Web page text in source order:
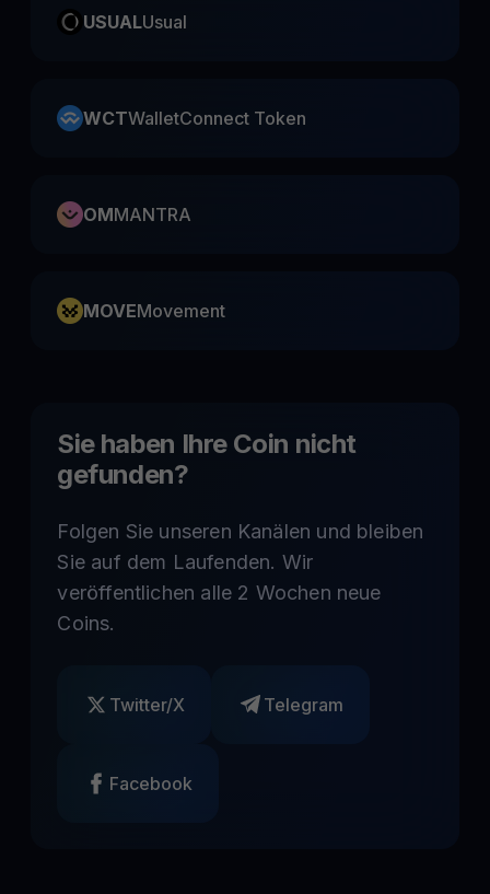
USUALUsual
WCTWalletConnect Token
OMMANTRA
MOVEMovement
Sie haben Ihre Coin nicht
gefunden?
Folgen Sie unseren Kanälen und bleiben
Sie auf dem Laufenden. Wir
veröffentlichen alle 2 Wochen neue
Coins.
Twitter/X Telegram
Facebook